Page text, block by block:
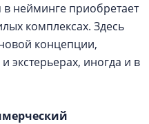
в нейминге приобретает
комплексах. Здесь
концепции,
экстерьерах, иногда и в